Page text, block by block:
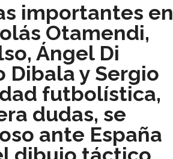
importantes en
Otamendi,
Ángel Di
Dibala y Sergio
futbolística,
dudas, se
ante España